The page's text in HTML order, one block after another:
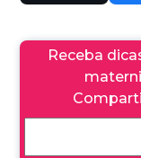
Receba